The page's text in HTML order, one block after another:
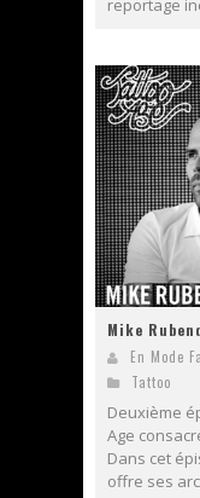
reportage
Mike
En Mode
Tattoo
Deuxième
Age
Dans cet
offre ses